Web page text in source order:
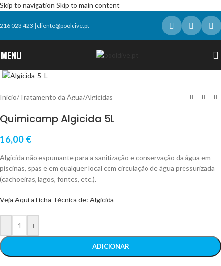
Skip to navigation Skip to main content
216 023 423 | cliente@pooldive.pt
MENU
Início/Tratamento da Água/Algicidas
Quimicamp Algicida 5L
16,00 €
Algicida não espumante para a sanitização e conservação da água em
piscinas, spas e em qualquer local com circulação de água pressurizada
(cachoeiras, lagos, fontes, etc.).
Veja Aqui a Ficha Técnica de: Algicida
- +
ADICIONAR